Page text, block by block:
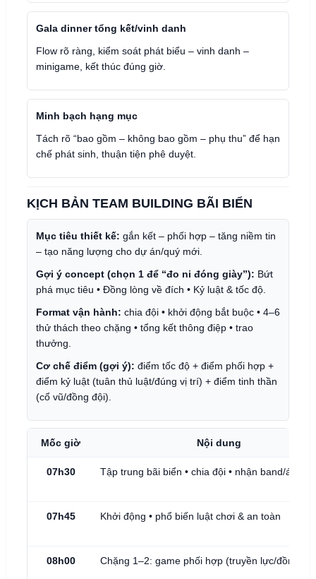
Gala dinner tổng kết/vinh danh
Flow rõ ràng, kiểm soát phát biểu – vinh danh –
minigame, kết thúc đúng giờ.
Minh bạch hạng mục
Tách rõ “bao gồm – không bao gồm – phụ thu” để hạn
chế phát sinh, thuận tiện phê duyệt.
KỊCH BẢN TEAM BUILDING BÃI BIỂN
Mục tiêu thiết kế: gắn kết – phối hợp – tăng niềm tin
– tạo năng lượng cho dự án/quý mới.
Gợi ý concept (chọn 1 để “đo ni đóng giày”): Bứt
phá mục tiêu • Đồng lòng về đích • Kỷ luật & tốc độ.
Format vận hành: chia đội • khởi động bắt buộc • 4–6
thử thách theo chặng • tổng kết thông điệp • trao
thưởng.
Cơ chế điểm (gợi ý): điểm tốc độ + điểm phối hợp +
điểm kỷ luật (tuân thủ luật/đúng vị trí) + điểm tinh thần
(cổ vũ/đồng đội).
Mốc giờ Nội dung
07h30 Tập trung bãi biển • chia đội • nhận band/áo đội
07h45 Khởi động • phổ biến luật chơi & an toàn
08h00 Chặng 1–2: game phối hợp (truyền lực/đồng bộ)